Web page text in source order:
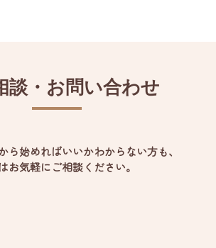
談・お問い合わせ
ら始めればいいかわからない方も、
お気軽にご相談ください。